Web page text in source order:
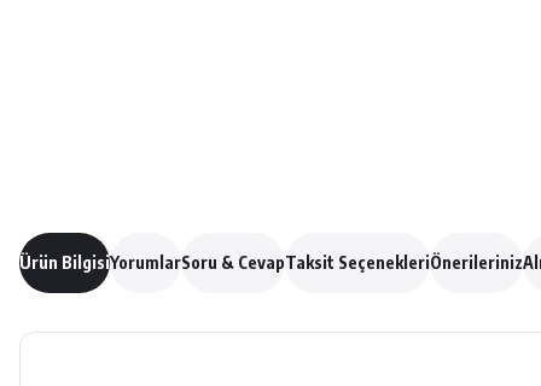
Ürün BilgisiYorumlarSoru & CevapTaksit SeçenekleriÖnerileriniz